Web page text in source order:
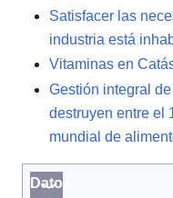
Satisfacer las
industria está
Vitaminas en
Gestión integral
destruyen entre el
mundial de
Datos